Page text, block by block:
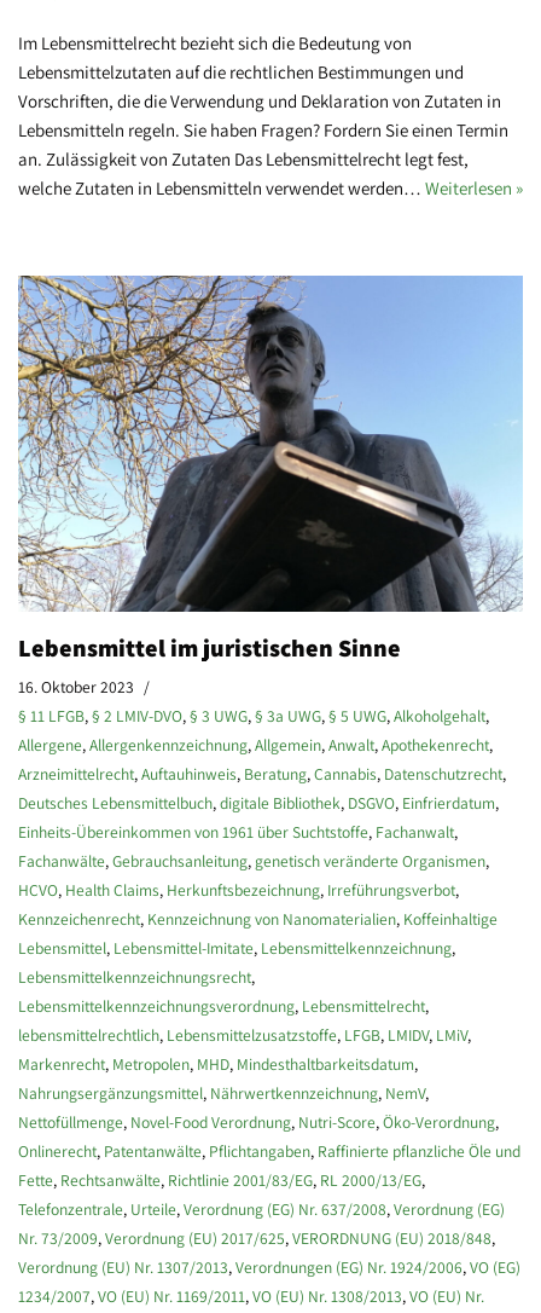
Im Lebensmittelrecht bezieht sich die Bedeutung von
Lebensmittelzutaten auf die rechtlichen Bestimmungen und
Vorschriften, die die Verwendung und Deklaration von Zutaten in
Lebensmitteln regeln. Sie haben Fragen? Fordern Sie einen Termin
an. Zulässigkeit von Zutaten Das Lebensmittelrecht legt fest,
welche Zutaten in Lebensmitteln verwendet werden… Weiterlesen »
Lebensmittel im juristischen Sinne
16. Oktober 2023
§ 11 LFGB,§ 2 LMIV-DVO,§ 3 UWG,§ 3a UWG,§ 5 UWG,Alkoholgehalt,
Allergene,Allergenkennzeichnung,Allgemein,Anwalt,Apothekenrecht,
Arzneimittelrecht,Auftauhinweis, Beratung,Cannabis, Datenschutzrecht,
Deutsches Lebensmittelbuch,digitale Bibliothek, DSGVO, Einfrierdatum,
Einheits-Übereinkommen von 1961 über Suchtstoffe, Fachanwalt,
Fachanwälte,Gebrauchsanleitung, genetisch veränderte Organismen,
HCVO, Health Claims, Herkunftsbezeichnung, Irreführungsverbot,
Kennzeichenrecht, Kennzeichnung von Nanomaterialien, Koffeinhaltige
Lebensmittel, Lebensmittel-Imitate, Lebensmittelkennzeichnung,
Lebensmittelkennzeichnungsrecht,
Lebensmittelkennzeichnungsverordnung, Lebensmittelrecht,
lebensmittelrechtlich, Lebensmittelzusatzstoffe, LFGB, LMIDV, LMiV,
Markenrecht, Metropolen, MHD, Mindesthaltbarkeitsdatum,
Nahrungsergänzungsmittel, Nährwertkennzeichnung, NemV,
Nettofüllmenge, Novel-Food Verordnung, Nutri-Score,Öko-Verordnung,
Onlinerecht, Patentanwälte, Pflichtangaben, Raffinierte pflanzliche Öle und
Fette, Rechtsanwälte, Richtlinie 2001/83/EG, RL 2000/13/EG,
Telefonzentrale, Urteile,Verordnung (EG) Nr. 637/2008,Verordnung (EG)
Nr. 73/2009,Verordnung (EU) 2017/625,VERORDNUNG (EU) 2018/848,
Verordnung (EU) Nr. 1307/2013,Verordnungen (EG) Nr. 1924/2006,VO (EG)
1234/2007,VO (EU) Nr. 1169/2011,VO (EU) Nr. 1308/2013,VO (EU) Nr.